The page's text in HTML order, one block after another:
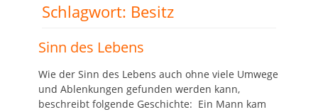
Schlagwort: Besitz
Sinn des Lebens
Wie der Sinn des Lebens auch ohne viele Umwege
und Ablenkungen gefunden werden kann,
beschreibt folgende Geschichte: Ein Mann kam